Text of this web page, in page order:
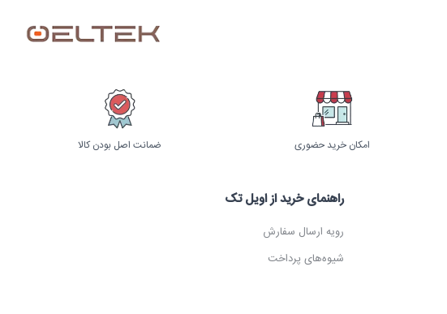
امکان خرید حضوری ضمانت اصل بودن کالا
راهنمای خرید از اویل تک
رویه ارسال سفارش
شیوه‌های پرداخت